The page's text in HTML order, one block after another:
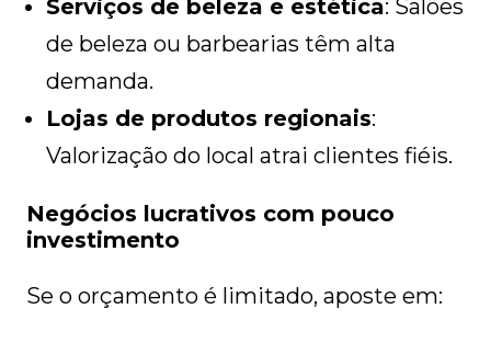
Serviços de beleza e estética: Salões
de beleza ou barbearias têm alta
demanda.
Lojas de produtos regionais:
Valorização do local atrai clientes fiéis.
Negócios lucrativos com pouco
investimento
Se o orçamento é limitado, aposte em: